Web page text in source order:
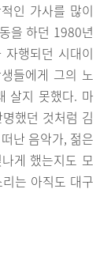
인 가사를 많이
을 하던 1980년
행되던 시대이
들에게 그의 노
살지 못했다. 마
했던 것처럼 김
난 음악가, 젊은
게 했는지도 모
는 아직도 대구